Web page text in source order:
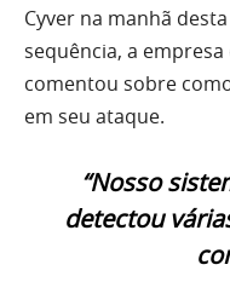
Cyver na manhã
sequência, a
comentou sobre
em seu ataque.
“Nosso
detectou